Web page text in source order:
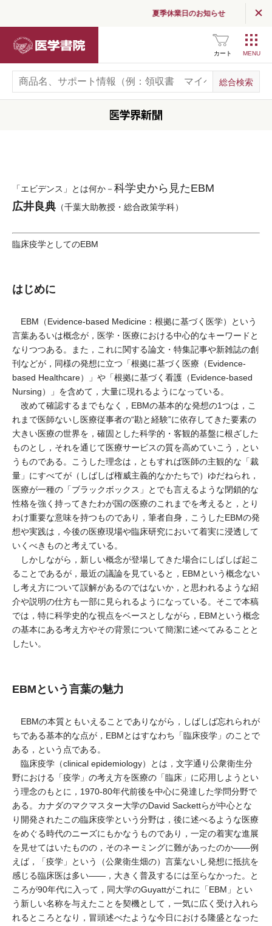
夏季休業日のお知らせ
カート
「エビデンス」とは何か－ 科学史から見たEBM
広井良典 （千葉大助教授・総合政策学科）
臨床疫学としてのEBM
はじめに
EBM（Evidence-based Medicine：根拠に基づく医学）という
言葉あるいは概念が，医学・医療における中心的なキーワードと
なりつつある。また，これに関する論文・特集記事や新雑誌の創
刊などが，同様の発想に立つ「根拠に基づく医療（Evidence-
based Healthcare）」や「根拠に基づく看護（Evidence-based
Nursing）」を含めて，大量に現れるようになっている。
改めて確認するまでもなく，EBMの基本的な発想の1つは，こ
れまで医師ないし医療従事者の“勘と経験”に依存してきた要素の
大きい医療の世界を，確固とした科学的・客観的基盤に根ざした
ものとし，それを通じて医療サービスの質を高めていこう，とい
うものである。こうした理念は，ともすれば医師の主観的な「裁
量」にすべてが（しばしば権威主義的なかたちで）ゆだねられ，
医療が一種の「ブラックボックス」とでも言えるような閉鎖的な
性格を強く持ってきたわが国の医療のこれまでを考えると，とり
わけ重要な意味を持つものであり，筆者自身，こうしたEBMの発
想や実践は，今後の医療現場や臨床研究において着実に浸透して
いくべきものと考えている。
しかしながら，新しい概念が登場してきた場合にしばしば起こ
ることであるが，最近の議論を見ていると，EBMという概念ない
し考え方について誤解があるのではないか，と思われるような紹
介や説明の仕方も一部に見られるようになっている。そこで本稿
では，特に科学史的な視点をベースとしながら，EBMという概念
の基本にある考え方やその背景について簡潔に述べてみることと
したい。
EBMという言葉の魅力
EBMの本質ともいえることでありながら，しばしば忘れられが
ちである基本的な点が，EBMとはすなわち「臨床疫学」のことで
ある，という点である。
臨床疫学（clinical epidemiology）とは，文字通り公衆衛生分
野における「疫学」の考え方を医療の「臨床」に応用しようとい
う理念のもとに，1970-80年代前後を中心に発達した学問分野で
ある。カナダのマクマスター大学のDavid Sackettらが中心とな
り開発されたこの臨床疫学という分野は，後に述べるような医療
をめぐる時代のニーズにもかなうものであり，一定の着実な進展
を見せてはいたものの，そのネーミングに難があったのか――例
えば，「疫学」という（公衆衛生畑の）言葉ないし発想に抵抗を
感じる臨床医は多い――，大きく普及するには至らなかった。と
ころが90年代に入って，同大学のGuyattがこれに「EBM」とい
う新しい名称を与えたことを契機として，一気に広く受け入れら
れるところとなり，冒頭述べたような今日における隆盛となった